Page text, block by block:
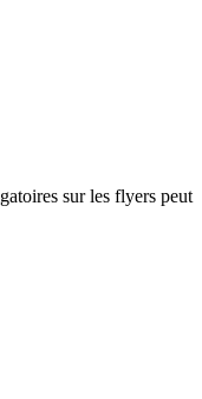
sur les flyers peut